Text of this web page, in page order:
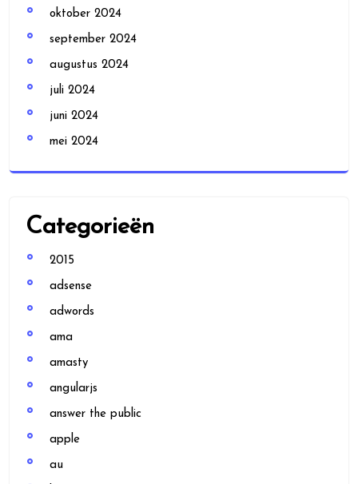
oktober 2024
september 2024
augustus 2024
juli 2024
juni 2024
mei 2024
Categorieën
2015
adsense
adwords
ama
amasty
angularjs
answer the public
apple
au